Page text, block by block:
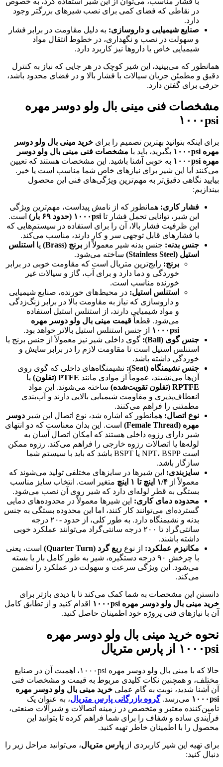
در نقاطی که فضای کمی برای نصب شیرهای بزرگتر وجود
دارد.
صنایع شیمیایی و داروسازی: به دلیل مقاومت در برابر فشار
و سهولت در نصب و نگهداری، در خطوط انتقال مواد
شیمیایی خاص یا داروها نیز کاربرد دارد.
همانطور که می‌بینید، این شیر کوچک در هر جایی که نیاز به کنترل
دقیق و مطمئن جریان سیالات با فشار بالا و در فضای محدود باشد،
حرفی برای گفتن دارد.
مشخصات فنی مینی بال ولو دوسر مهره
۱۰۰۰psi
برای اینکه بتوانید بهترین تصمیم را برای خرید مینی بال ولو دوسر
مهره
۱۰۰۰psi بگیرید، باید با مشخصات فنی مینی بال ولو دوسر
مهره
۱۰۰۰psi
به خوبی آشنا باشید. این مشخصات هستند که تعیین
می‌کنند آیا این شیر برای نیازهای خاص شما مناسب است یا خیر.
بیایید نگاهی دقیق‌تر به مهم‌ترین ویژگی‌های فنی این محصول
بیندازیم:
فشار کاری: همانطور که از نامش پیداست، مهم‌ترین ویژگی
این شیر، توانایی تحمل فشار تا
۱۰۰۰psi ( حدود ۶۹ بار ) است.
این ظرفیت فشار بالا، آن را برای استفاده در سیستم‌هایی که
با فشارهای قابل توجهی سر و کار دارند، مناسب می‌کند.
جنس بدنه: جنس بدنه شیر معمولاً از برنج (Brass) یا استنلس
استیل (Stainless Steel)
ساخته می‌شود.
برنج: رایج‌ترین متریال است که مقاومت خوبی در برابر
خوردگی و دما دارد و برای آب، گاز و سیالات غیر
خورنده مناسب است.
استنلس استیل: در محیط‌های خورنده، صنایع شیمیایی
و داروسازی که نیاز به مقاومت بالا در برابر زنگ‌زدگی
و مواد شیمیایی دارند، از استنلس استیل استفاده
می‌شود. قطعاً قیمت مینی بال ولو دوسر مهره
۱۰۰۰psi
از جنس استنلس استیل بالاتر خواهد بود.
جنس گوی (Ball):
گوی داخلی شیر نیز معمولاً از جنس برنج یا
استنلس استیل است تا مقاومت لازم را در برابر سایش و
خوردگی داشته باشد.
جنس نشیمنگاه (Seat):
نشیمنگاه‌های داخلی که گوی روی
آن‌ها می‌نشیند، عموماً از موادی مانند PTFE ( تفلون) یا
RPTFE ( تفلون تقویت‌شده) ساخته می‌شوند. این مواد
انعطاف‌پذیری و مقاومت شیمیایی بالایی دارند و آب‌بندی
مطمئنی را فراهم می‌کنند.
نوع اتصال: همانطور که اشاره شد، نوع اتصال این شیر دوسر
مهره (Female Thread)
است. این بدان معناست که دو انتهای
شیر دارای رزوه داخلی هستند که امکان اتصال آسان به
لوله‌ها یا اتصالات رزوه خارجی را فراهم می‌کند. رزوه ممکن
است NPT، BSPP یا BSPT باشد که باید با سیستم شما
سازگار باشد.
سایزبندی: این شیرها در سایزهای مختلفی تولید می‌شوند که
معمولاً از ۱/۴ اینچ تا ۱ اینچ متغیر است. انتخاب سایز مناسب
بستگی به قطر لوله‌ای دارد که شیر روی آن نصب می‌شود.
محدوده دمای کاری: این شیرها معمولاً در محدوده‌های دمایی
گسترده‌ای می‌توانند کار کنند، اما این محدوده بستگی به جنس
بدنه و نشیمنگاه دارد. به طور کلی، از حدود -۲۰ درجه
سانتی‌گراد تا ۲۰۰ درجه سانتی‌گراد می‌توانند عملکرد خوبی
داشته باشند.
مکانیزم عملکرد: از نوع ربع گرد (Quarter Turn)
است، یعنی
با چرخش ۹۰ درجه دستگیره، شیر به طور کامل باز یا بسته
می‌شود. این ویژگی سرعت و سهولت در عملکرد را تضمین
می‌کند.
دانستن این مشخصات به شما کمک می‌کند تا با دیدی بازتر برای
خرید مینی بال ولو دوسر مهره
۱۰۰۰psi
اقدام کنید و از تطابق کامل
آن با نیازهای فنی پروژه خود اطمینان حاصل کنید.
نحوه خرید مینی بال ولو دوسر مهره
۱۰۰۰psi از پارس متریال
حالا که با مینی بال ولو دوسر مهره ۱۰۰۰psi، اهمیت آن در صنایع
مختلف، و همچنین نکات کلیدی مربوط به قیمت و مشخصات فنی
آن آشنا شدید، نوبت به گام عملی خرید مینی بال ولو دوسر مهره
۱۰۰۰psi می‌رسد.گروه بازرگانی پارس متریال، به عنوان یک
تامین‌کننده معتبر و متخصص در زمینه اتصالات و شیرآلات صنعتی،
فرآیندی ساده و شفاف را برای شما فراهم کرده تا بتوانید این
محصول را با اطمینان خاطر تهیه کنید.
برای تهیه این شیر کاربردی از پارس متریال، می‌توانید مراحل زیر را
دنبال کنید: